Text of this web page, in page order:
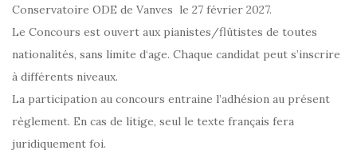
Conservatoire ODE de Vanves le 27 février 2027.
Le Concours est ouvert aux pianistes/flûtistes de toutes
nationalités, sans limite d‘age. Chaque candidat peut s’inscrire
à différents niveaux.
La participation au concours entraine l’adhésion au présent
règlement. En cas de litige, seul le texte français fera
juridiquement foi.